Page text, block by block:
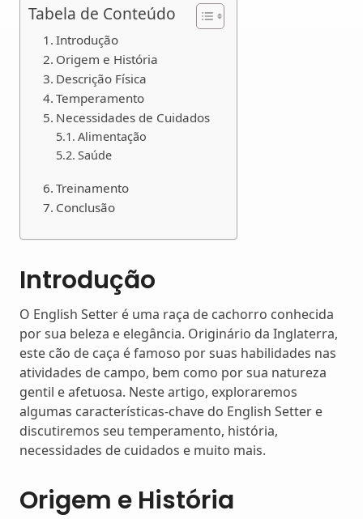
Tabela de Conteúdo
Introdução
Origem e História
Descrição Física
Temperamento
Necessidades de Cuidados
Alimentação
Saúde
Treinamento
Conclusão
Introdução
O English Setter é uma raça de cachorro conhecida
por sua beleza e elegância. Originário da Inglaterra,
este cão de caça é famoso por suas habilidades nas
atividades de campo, bem como por sua natureza
gentil e afetuosa. Neste artigo, exploraremos
algumas características-chave do English Setter e
discutiremos seu temperamento, história,
necessidades de cuidados e muito mais.
Origem e História